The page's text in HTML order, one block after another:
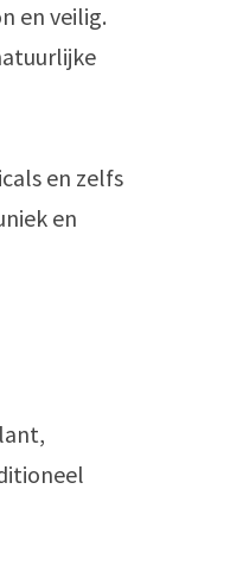
en veilig.
en zelfs
en